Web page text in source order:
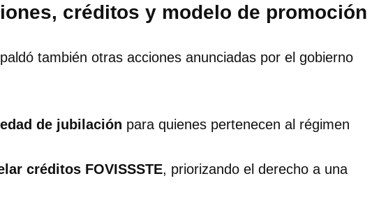
créditos y modelo de promoción
también otras acciones anunciadas por el gobierno
de jubilación para quienes pertenecen al régimen
créditos FOVISSSTE, priorizando el derecho a una